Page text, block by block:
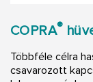
COPRA®
Többféle célra
csavarozott